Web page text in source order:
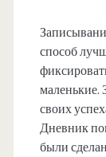
способ
маленькие.
своих
Дневник
были